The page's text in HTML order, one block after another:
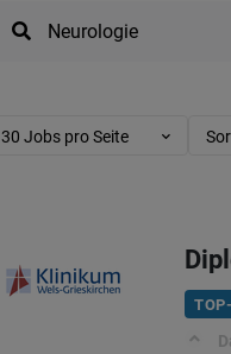
30 Jobs pro Seite